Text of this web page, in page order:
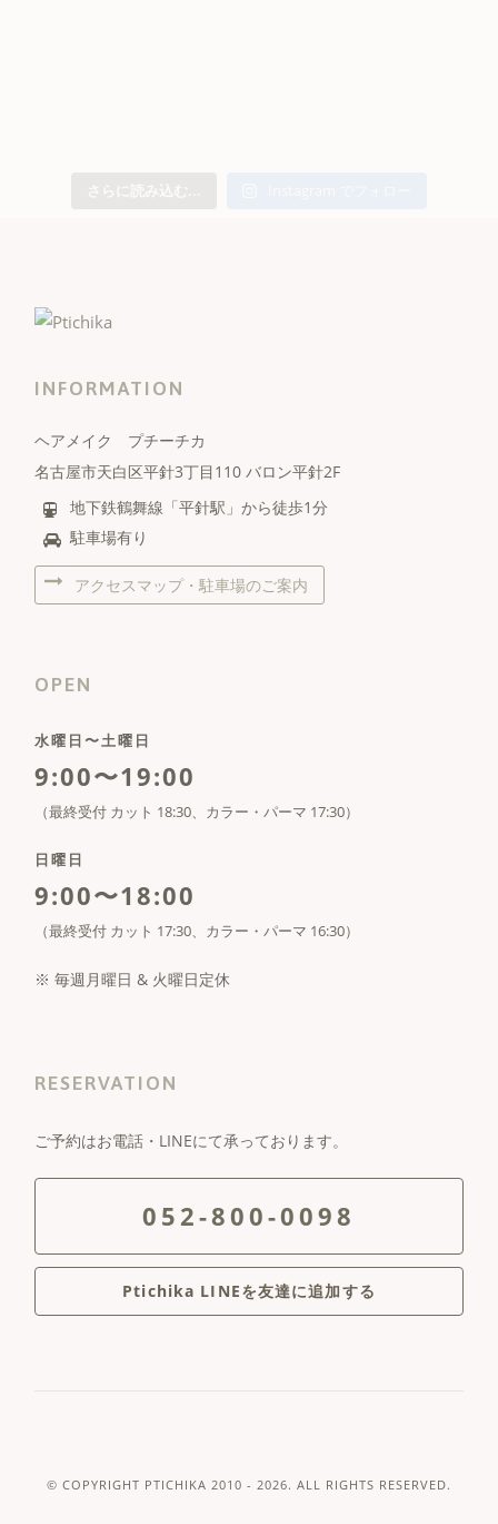
INFORMATION
ヘアメイク プチーチカ
名古屋市天白区平針3丁目110 バロン平針2F
地下鉄鶴舞線「平針駅」から徒歩1分
駐車場有り
アクセスマップ・駐車場のご案内
OPEN
水曜日〜土曜日
9:00〜19:00
（最終受付 カット 18:30、カラー・パーマ 17:30）
日曜日
9:00〜18:00
（最終受付 カット 17:30、カラー・パーマ 16:30）
※ 毎週月曜日 & 火曜日定休
RESERVATION
ご予約はお電話・LINEにて承っております。
052-800-0098
Ptichika LINEを友達に追加する
© COPYRIGHT PTICHIKA 2010 - 2026. ALL RIGHTS RESERVED.